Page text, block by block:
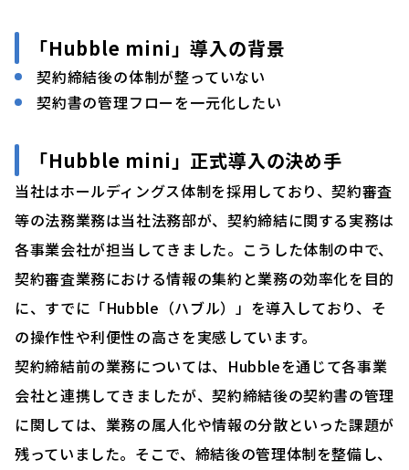
「Hubble mini」導入の背景
契約締結後の体制が整っていない
契約書の管理フローを一元化したい
「Hubble mini」正式導入の決め手
当社はホールディングス体制を採用しており、契約審査
等の法務業務は当社法務部が、契約締結に関する実務は
各事業会社が担当してきました。こうした体制の中で、
契約審査業務における情報の集約と業務の効率化を目的
に、すでに「Hubble（ハブル）」を導入しており、そ
の操作性や利便性の高さを実感しています。
契約締結前の業務については、Hubbleを通じて各事業
会社と連携してきましたが、契約締結後の契約書の管理
に関しては、業務の属人化や情報の分散といった課題が
残っていました。そこで、締結後の管理体制を整備し、